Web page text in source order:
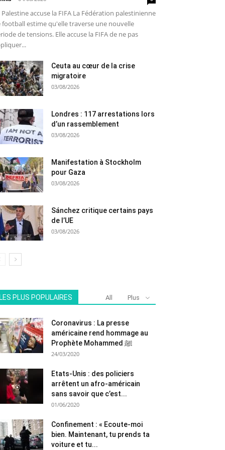
Palestine accuse la FIFA La Fédération palestinienne
football estime qu'elle traverse une nouvelle
de tensions. Elle accuse la FIFA de ne pas
Ceuta au cœur de la crise
migratoire
03/08/2026
Londres : 117 arrestations lors
d’un rassemblement
03/08/2026
Manifestation à Stockholm
pour Gaza
03/08/2026
Sánchez critique certains pays
de l’UE
03/08/2026
LES PLUS POPULAIRES All Plus
Coronavirus : La presse
américaine rend hommage au
Prophète Mohammed ﷺ
24/03/2020
Etats-Unis : des policiers
arrêtent un afro-américain
sans savoir que c’est...
01/06/2020
Confinement : « Ecoute-moi
bien. Maintenant, tu prends ta
voiture et tu...